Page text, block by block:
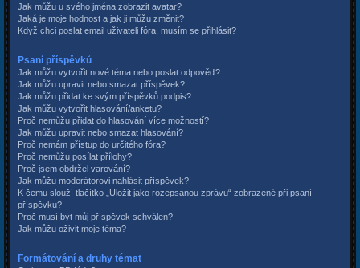
Jak můžu u svého jména zobrazit avatar?
Jaká je moje hodnost a jak ji můžu změnit?
Když chci poslat email uživateli fóra, musím se přihlásit?
Psaní příspěvků
Jak můžu vytvořit nové téma nebo poslat odpověď?
Jak můžu upravit nebo smazat příspěvek?
Jak můžu přidat ke svým příspěvků podpis?
Jak můžu vytvořit hlasování/anketu?
Proč nemůžu přidat do hlasování více možností?
Jak můžu upravit nebo smazat hlasování?
Proč nemám přístup do určitého fóra?
Proč nemůžu posílat přílohy?
Proč jsem obdržel varování?
Jak můžu moderátorovi nahlásit příspěvek?
K čemu slouží tlačítko „Uložit jako rozepsanou zprávu“ zobrazené při psaní
příspěvku?
Proč musí být můj příspěvek schválen?
Jak můžu oživit moje téma?
Formátování a druhy témat